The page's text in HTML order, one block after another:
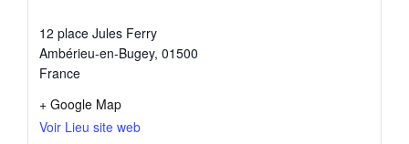
12 place Jules Ferry
Ambérieu-en-Bugey, 01500
France
+ Google Map
Voir Lieu site web